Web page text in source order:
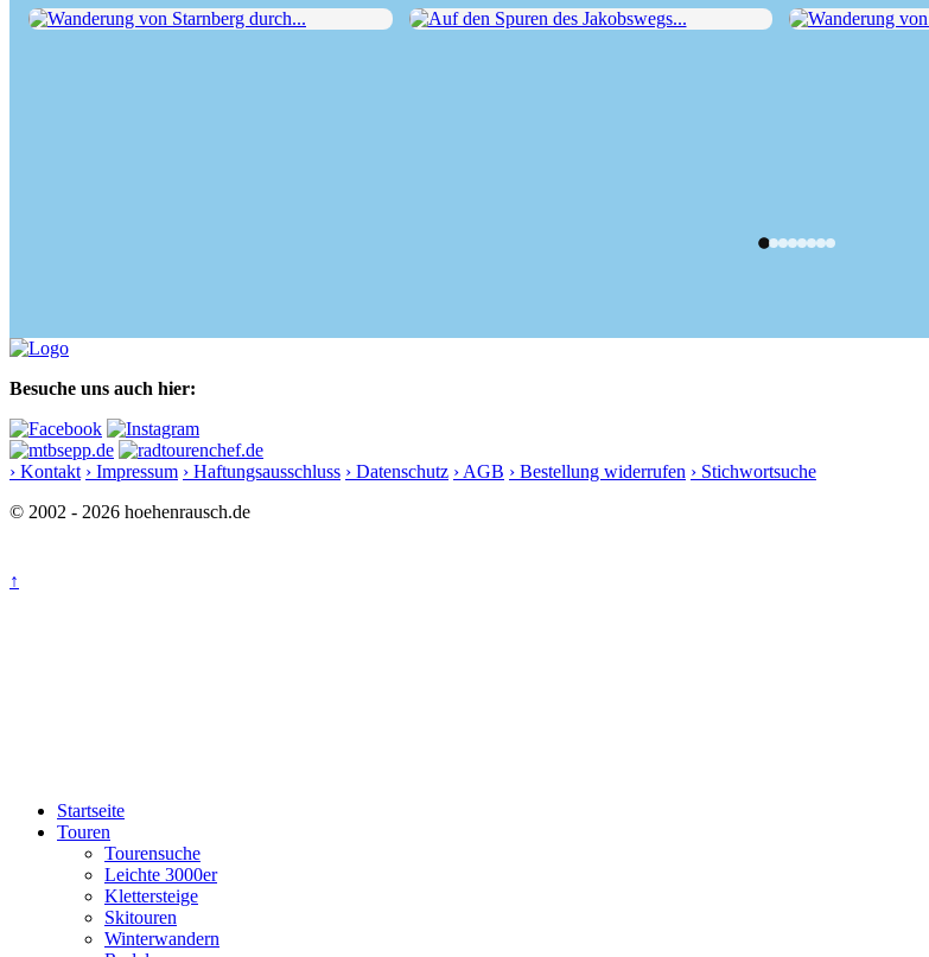
Besuche uns auch hier:
› Kontakt › Impressum › Haftungsausschluss › Datenschutz › AGB › Bestellung widerrufen › Stichwortsuche
© 2002 - 2026 hoehenrausch.de
↑
Startseite
Touren
Tourensuche
Leichte 3000er
Klettersteige
Skitouren
Winterwandern